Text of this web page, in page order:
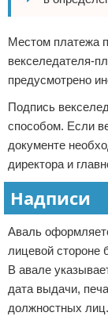
Местом платежа
векселедателя-
предусмотрено
Подпись
способом. Если
документе
директора и
Надписи
Аваль
лицевой стороне
В авале
дата выдачи,
должностных лиц.